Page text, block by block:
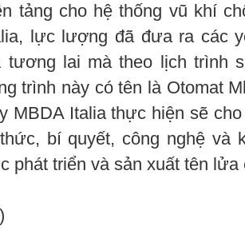
tảng cho hệ thống vũ khí
lực lượng đã đưa ra các
tương lai mà theo lịch trình
trình này có tên là Otomat
MBDA Italia thực hiện sẽ
bí quyết, công nghệ và
phát triển và sản xuất tên lửa